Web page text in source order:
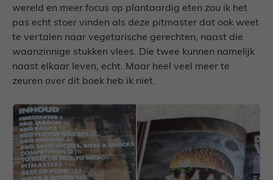
wereld en meer focus op plantaardig eten zou ik het
pas echt stoer vinden als deze pitmaster dat ook weet
te vertalen naar vegetarische gerechten, naast die
waanzinnige stukken vlees. Die twee kunnen namelijk
naast elkaar leven, echt. Maar heel veel meer te
zeuren over dit boek heb ik niet.